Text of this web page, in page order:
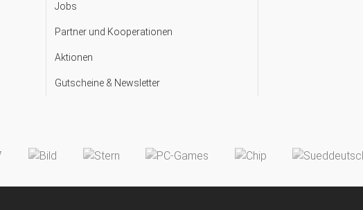
Jobs
Partner und Kooperationen
Aktionen
Gutscheine & Newsletter